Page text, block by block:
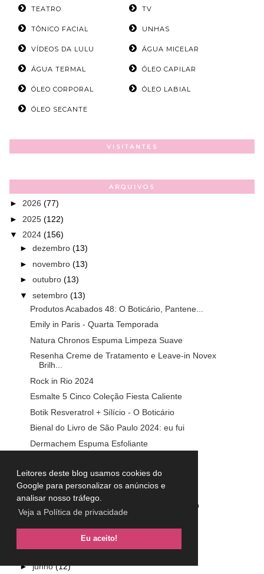
Leitores deste blog usamos cookies do
Google para personalizar os anúncios e
analisar nosso tráfego.
Veja a Política de privacidade
Eu aceito!
TEATRO TV
TÔNICO FACIAL UNHAS
VÍDEOS DA LULU ÁGUA MICELAR
ÁGUA TERMAL ÓLEO CAPILAR
ÓLEO CORPORAL ÓLEO LABIAL
ÓLEO SECANTE
VISITANTES
ARQUIVOS
► 2026 (77)
► 2025 (122)
▼ 2024 (156)
► dezembro (13)
► novembro (13)
► outubro (13)
▼ setembro (13)
Produtos Acabados 48: O Boticário, Pantene...
Emily in Paris - Quarta Temporada
Natura Chronos Espuma Limpeza Suave
Resenha Creme de Tratamento e Leave-in Novex
Brilh...
Rock in Rio 2024
Esmalte 5 Cinco Coleção Fiesta Caliente
Botik Resveratrol + Sílício - O Boticário
Bienal do Livro de São Paulo 2024: eu fui
Dermachem Espuma Esfoliante
Bridgerton - Terceira Temporada
Lápis de Olho Catharine Hill Chill Colors Azul
Produtos Acabados 47: Paiola Cosméticos, O
Boticár...
►julho(14)
►junho(12)